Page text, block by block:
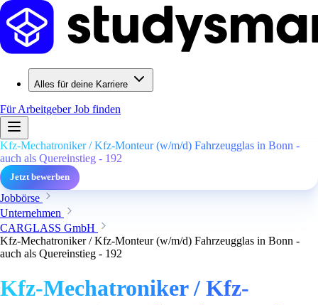
Alles für deine Karriere
Für ArbeitgeberJob finden
Kfz-Mechatroniker / Kfz-Monteur (w/m/d) Fahrzeugglas in Bonn -
auch als Quereinstieg - 192
Jetzt bewerben
Jobbörse
Unternehmen
CARGLASS GmbH
Kfz-Mechatroniker / Kfz-Monteur (w/m/d) Fahrzeugglas in Bonn -
auch als Quereinstieg - 192
Kfz-Mechatroniker / Kfz-